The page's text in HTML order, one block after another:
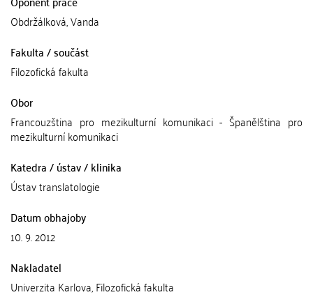
Obdržálková, Vanda
Fakulta / součást
Filozofická fakulta
Obor
Francouzština pro mezikulturní komunikaci - Španělština pro
mezikulturní komunikaci
Katedra / ústav / klinika
Ústav translatologie
Datum obhajoby
10. 9. 2012
Nakladatel
Univerzita Karlova, Filozofická fakulta